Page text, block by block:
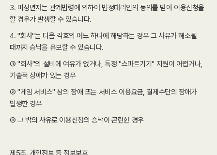
3. 미성년자는 관계법령에 의하여 법정대리인의 동의를 받아 이용신청을
할 경우가 발생할 수 있습니다.
4. "회사"는 다음 각호의 어느 하나에 해당하는 경우 그 사유가 해소될
때까지 승낙을 유보할 수 있습니다.
① "회사"의 설비에 여유가 없거나, 특정 "스마트기기" 지원이 어렵거나,
기술적 장애가 있는 경우
② "게임 서비스" 상의 장애 또는 서비스 이용요금, 결제수단의 장애가
발생한 경우
③ 그 밖의 사유로 이용신청의 승낙이 곤란한 경우
제5조. 개인정보 등 정보보호